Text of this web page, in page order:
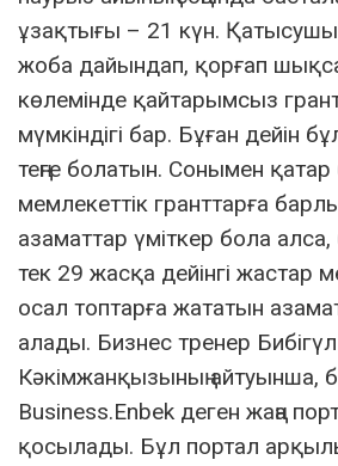
ұзақтығы – 21 күн.
жоба дайындап, қорғап
көлемінде қайтарымсыз
мүмкіндігі бар. Бұған дейін
теңге болатын. Сонымен
мемлекеттік гранттарға
азаматтар үміткер бола
тек 29 жасқа дейінгі жастар
осал топтарға жататын
алады. Бизнес тренер Бибігүл
Кәкімжанқызының айтуынша,
Business.Enbek деген жаңа
қосылады. Бұл портал